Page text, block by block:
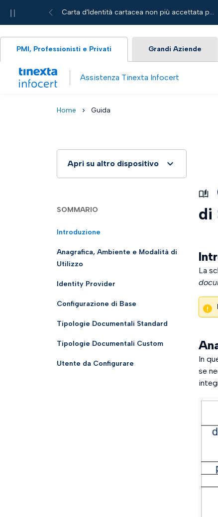
Pause Carta d'Identità cartacea non più accettata per le richieste di servizi Tinexta Infocert Nuova App Legalmail Mobile
Previous
PMI, Professionisti e Privati Grandi Aziende
Assistenza Tinexta Infocert
Home chevron_right Guida
Apri su altro dispositivo
per seguire la guida passo
SOMMARIO
Introduzione
Anagrafica, Ambiente e Modalità di
Utilizzo
Identity Provider
Configurazione di Base
Tipologie Documentali Standard
Tipologie Documentali Custom
Utente da Configurare
di
La
In
se